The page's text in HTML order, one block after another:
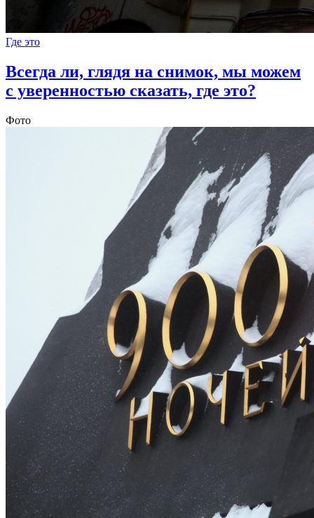
Где это
Всегда ли, глядя на снимок, мы можем
с уверенностью сказать, где это?
Фото